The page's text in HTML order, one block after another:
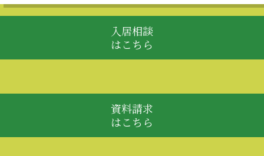
入居相談
はこちら
資料請求
はこちら